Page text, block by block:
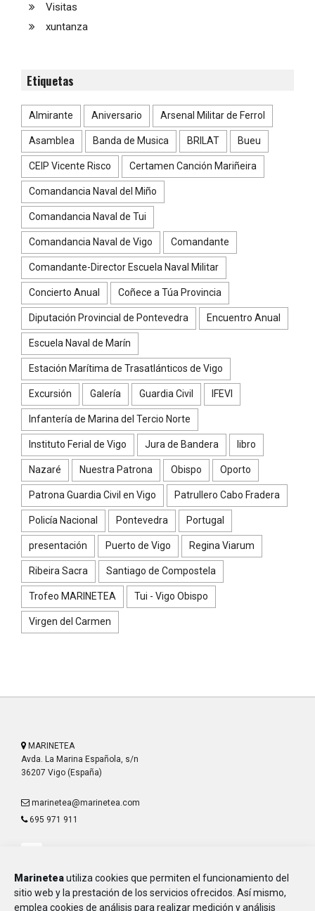
Marineteautiliza cookies que permiten el funcionamiento del
sitio web y la prestación de los servicios ofrecidos. Así mismo,
emplea cookies de análisis para realizar medición y análisis
Visitas
xuntanza
Etiquetas
Almirante Aniversario Arsenal Militar de Ferrol
Asamblea Banda de Musica BRILAT Bueu
CEIP Vicente Risco Certamen Canción Mariñeira
Comandancia Naval del Miño
Comandancia Naval de Tui
Comandancia Naval de Vigo Comandante
Comandante-Director Escuela Naval Militar
Concierto Anual Coñece a Túa Provincia
Diputación Provincial de Pontevedra Encuentro Anual
Escuela Naval de Marín
Estación Marítima de Trasatlánticos de Vigo
Excursión Galería Guardia Civil IFEVI
Infantería de Marina del Tercio Norte
Instituto Ferial de Vigo Jura de Bandera libro
Nazaré Nuestra Patrona Obispo Oporto
Patrona Guardia Civil en Vigo Patrullero Cabo Fradera
Policía Nacional Pontevedra Portugal
presentación Puerto de Vigo Regina Viarum
Ribeira Sacra Santiago de Compostela
Trofeo MARINETEA Tui - Vigo Obispo
Virgen del Carmen
MARINETEA
Avda. La Marina Española, s/n
36207 Vigo (España)
marinetea@marinetea.com
695 971 911
Aviso Legal